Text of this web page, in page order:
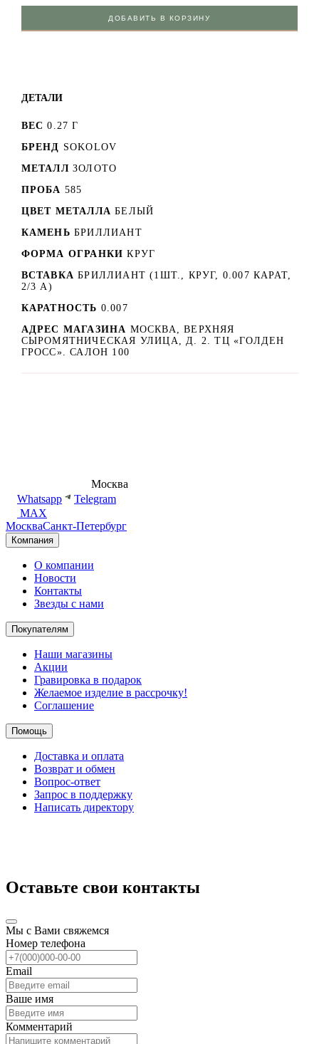
ДОБАВИТЬ В КОРЗИНУ
ДЕТАЛИ
ВЕС 0.27 Г
БРЕНД SOKOLOV
МЕТАЛЛ ЗОЛОТО
ПРОБА 585
ЦВЕТ МЕТАЛЛА БЕЛЫЙ
КАМЕНЬ БРИЛЛИАНТ
ФОРМА ОГРАНКИ КРУГ
ВСТАВКА БРИЛЛИАНТ (1ШТ., КРУГ, 0.007 КАРАТ,
2/3 А)
КАРАТНОСТЬ 0.007
АДРЕС МАГАЗИНА МОСКВА, ВЕРХНЯЯ
СЫРОМЯТНИЧЕСКАЯ УЛИЦА, Д. 2. ТЦ «ГОЛДЕН
ГРОСС». САЛОН 100
Москва
Whatsapp
Telegram
MAX
МоскваСанкт-Петербург
Компания
О компании
Новости
Контакты
Звезды с нами
Покупателям
Наши магазины
Акции
Гравировка в подарок
Желаемое изделие в рассрочку!
Соглашение
Помощь
Доставка и оплата
Возврат и обмен
Вопрос-ответ
Запрос в поддержку
Написать директору
Оставьте свои контакты
Мы с Вами свяжемся
Номер телефона
Email
Ваше имя
Комментарий